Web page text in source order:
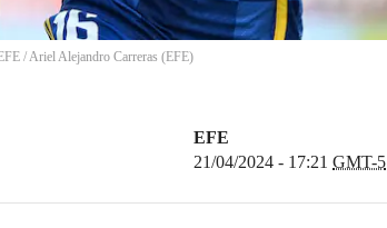
/Ariel Alejandro Carreras (EFE)
EFE
21/04/2024 - 17:21 GMT-5